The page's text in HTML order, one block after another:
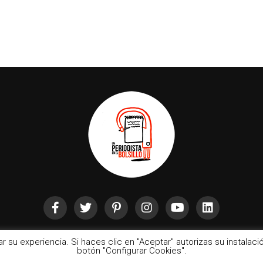
experiencia. Si haces clic en "Aceptar" autorizas su
botón "Configurar Cookies".